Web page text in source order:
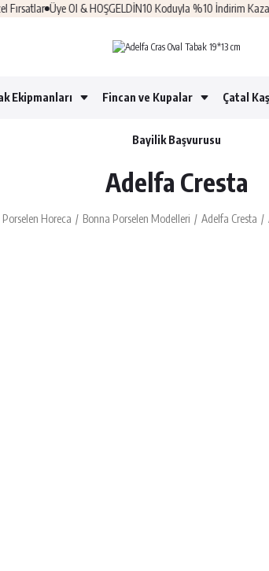
Üye Ol & HOŞGELDİN10 Koduyla %10 İndirim Kazan
Ekipmanları Fincan ve Kupalar Çatal
Bayilik Başvurusu
Adelfa Cresta
Porselen Horeca Bonna Porselen Modelleri Adelfa Cresta